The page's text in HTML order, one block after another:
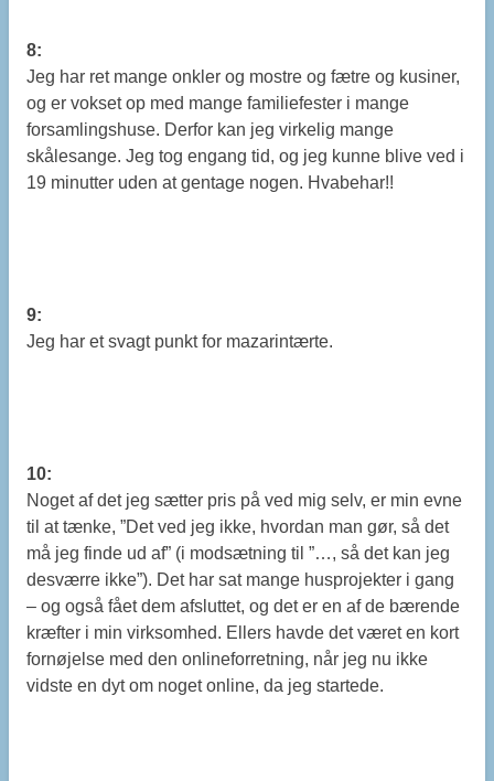
8:
Jeg har ret mange onkler og mostre og fætre og kusiner,
og er vokset op med mange familiefester i mange
forsamlingshuse. Derfor kan jeg virkelig mange
skålesange. Jeg tog engang tid, og jeg kunne blive ved i
19 minutter uden at gentage nogen. Hvabehar!!
9:
Jeg har et svagt punkt for mazarintærte.
10:
Noget af det jeg sætter pris på ved mig selv, er min evne
til at tænke, ”Det ved jeg ikke, hvordan man gør, så det
må jeg finde ud af” (i modsætning til ”…, så det kan jeg
desværre ikke”). Det har sat mange husprojekter i gang
– og også fået dem afsluttet, og det er en af de bærende
kræfter i min virksomhed. Ellers havde det været en kort
fornøjelse med den onlineforretning, når jeg nu ikke
vidste en dyt om noget online, da jeg startede.